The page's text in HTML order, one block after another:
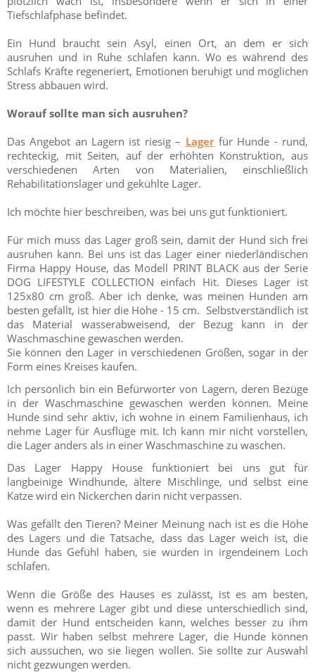
Tiefschlafphase befindet.
Ein Hund braucht sein Asyl, einen Ort, an dem er sich
ausruhen und in Ruhe schlafen kann. Wo es während des
Schlafs Kräfte regeneriert, Emotionen beruhigt und möglichen
Stress abbauen wird.
Worauf sollte man sich ausruhen?
Das Angebot an Lagern ist riesig – Lagerfür Hunde - rund,
rechteckig, mit Seiten, auf der erhöhten Konstruktion, aus
verschiedenen Arten von Materialien, einschließlich
Rehabilitationslager und gekühlte Lager.
Ich möchte hier beschreiben, was bei uns gut funktioniert.
Für mich muss das Lager groß sein, damit der Hund sich frei
ausruhen kann. Bei uns ist das Lager einer niederländischen
Firma Happy House, das Modell PRINT BLACK aus der Serie
DOG LIFESTYLE COLLECTION einfach Hit. Dieses Lager ist
125x80 cm groß. Aber ich denke, was meinen Hunden am
besten gefällt, ist hier die Höhe - 15 cm. Selbstverständlich ist
das Material wasserabweisend, der Bezug kann in der
Waschmaschine gewaschen werden.
Sie können den Lager in verschiedenen Größen, sogar in der
Form eines Kreises kaufen.
Ich persönlich bin ein Befürworter von Lagern, deren Bezüge
in der Waschmaschine gewaschen werden können. Meine
Hunde sind sehr aktiv, ich wohne in einem Familienhaus, ich
nehme Lager für Ausflüge mit. Ich kann mir nicht vorstellen,
die Lager anders als in einer Waschmaschine zu waschen.
Das Lager Happy House funktioniert bei uns gut für
langbeinige Windhunde, ältere Mischlinge, und selbst eine
Katze wird ein Nickerchen darin nicht verpassen.
Was gefällt den Tieren? Meiner Meinung nach ist es die Höhe
des Lagers und die Tatsache, dass das Lager weich ist, die
Hunde das Gefühl haben, sie würden in irgendeinem Loch
schlafen.
Wenn die Größe des Hauses es zulässt, ist es am besten,
wenn es mehrere Lager gibt und diese unterschiedlich sind,
damit der Hund entscheiden kann, welches besser zu ihm
passt. Wir haben selbst mehrere Lager, die Hunde können
sich aussuchen, wo sie liegen wollen. Sie sollte zur Auswahl
nicht gezwungen werden.